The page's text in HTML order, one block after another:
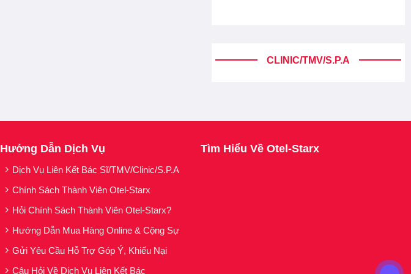
CLINIC/TMV/S.P.A
Hướng Dẫn Dịch Vụ
Dịch Vụ Liên Kết Bác Sĩ/TMV/Clinic/S.P.A
Chính Sách Thành Viên Otel-Starx
Hỏi Chính Sách Thành Viên Otel-Starx?
Hướng Dẫn Mua Hàng Online & Cộng Sự
Gửi Yêu Cầu Hỗ Trợ Góp Ý, Khiếu Nại
Câu Hỏi Về Dịch Vụ Liên Kết Bác
Tìm Hiểu Về Otel-Starx